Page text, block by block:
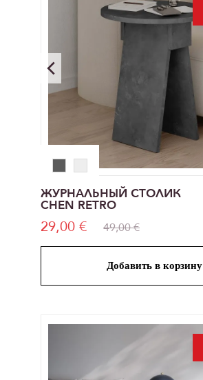
ЖУРНАЛЬНЫЙ СТОЛИК
CHEN RETRO
29,00 € 49,00 €
Добавить в корзину